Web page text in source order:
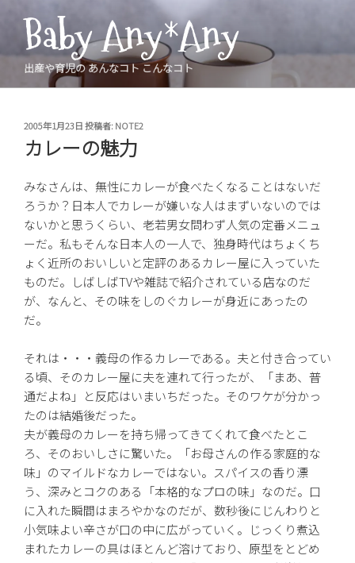
ツ
Baby Any*Any
出産や育児の あんなコト こんなコト
投
日:
2005年1月23日投稿者:NOTE2
カレーの魅力
みなさんは、無性にカレーが食べたくなることはないだ
ろうか？日本人でカレーが嫌いな人はまずいないのでは
ないかと思うくらい、老若男女問わず人気の定番メニュ
ーだ。私もそんな日本人の一人で、独身時代はちょくち
ょく近所のおいしいと定評のあるカレー屋に入っていた
ものだ。しばしばTVや雑誌で紹介されている店なのだ
が、なんと、その味をしのぐカレーが身近にあったの
だ。
それは・・・義母の作るカレーである。夫と付き合ってい
る頃、そのカレー屋に夫を連れて行ったが、「まあ、普
通だよね」と反応はいまいちだった。そのワケが分かっ
たのは結婚後だった。
夫が義母のカレーを持ち帰ってきてくれて食べたとこ
ろ、そのおいしさに驚いた。「お母さんの作る家庭的な
味」のマイルドなカレーではない。スパイスの香り漂
う、深みとコクのある「本格的なプロの味」なのだ。口
に入れた瞬間はまろやかなのだが、数秒後にじんわりと
小気味よい辛さが口の中に広がっていく。じっくり煮込
まれたカレーの具はほとんど溶けており、原型をとどめ